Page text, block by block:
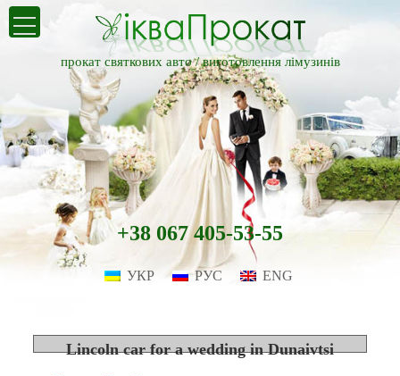
прокат святкових авто /виготовлення лімузинів
+38 067 405-53-55
УКР РУС ENG
Lincoln car for a wedding in Dunaivtsi